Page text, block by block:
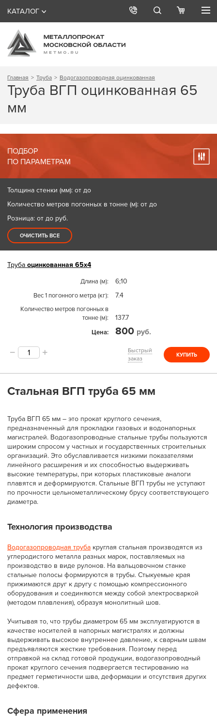
КАТАЛОГ
Главная Труба Водогазопроводная оцинкованная
Труба ВГП оцинкованная 65
мм
ПОДБОР
ПО ПАРАМЕТРАМ
Толщина стенки (мм): от до
Количество метров погонных в тонне (м): от до
Розница: от до руб.
ОЧИСТИТЬ ВСЕ
Труба оцинкованная 65х4
Длина (м) 6;10
Вес 1 погонного метра (кг) 7.4
Количество метров погонных в
тонне (м)
137.7
Цена 800 руб.
Быстрый
заказ
КУПИТЬ
Стальная ВГП труба 65 мм
Труба ВГП 65 мм – это прокат круглого сечения,
предназначенный для прокладки газовых и водонапорных
магистралей. Водогазопроводные стальные трубы пользуются
широким спросом у частных и государственных строительных
организаций. Это обуславливается низкими показателями
линейного расширения и их способностью выдерживать
высокие температуры, при которых пластиковые аналоги
плавятся и деформируются. Стальные ВГП трубы не уступают
по прочности цельнометаллическому брусу соответствующего
диаметра.
Технология производства
Водогазопроводная труба круглая стальная производятся из
углеродистого металла разных марок, поставляемых на
производство в виде рулонов. На вальцовочном станке
стальные полосы формируются в трубы. Стыкуемые края
прижимаются друг к другу с помощью компрессионного
оборудования и соединяются между собой электросваркой
(методом плавления), образуя монолитный шов.
Учитывая то, что трубы диаметром 65 мм эксплуатируются в
качестве носителей в напорных магистралях и должны
выдерживать высокое внутреннее давление, к сварным швам
предъявляются жесткие требования. Поэтому перед
отправкой на склад готовой продукции, водогазопроводный
прокат круглого сечения подвергается тестированию на
предмет герметичности шва, деформации и отсутствия других
дефектов.
Сфера применения